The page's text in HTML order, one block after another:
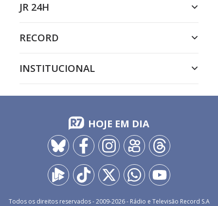
JR 24H
RECORD
INSTITUCIONAL
HOJE EM DIA
Todos os direitos reservados - 2009-2026- Rádio e Televisão Record S.A